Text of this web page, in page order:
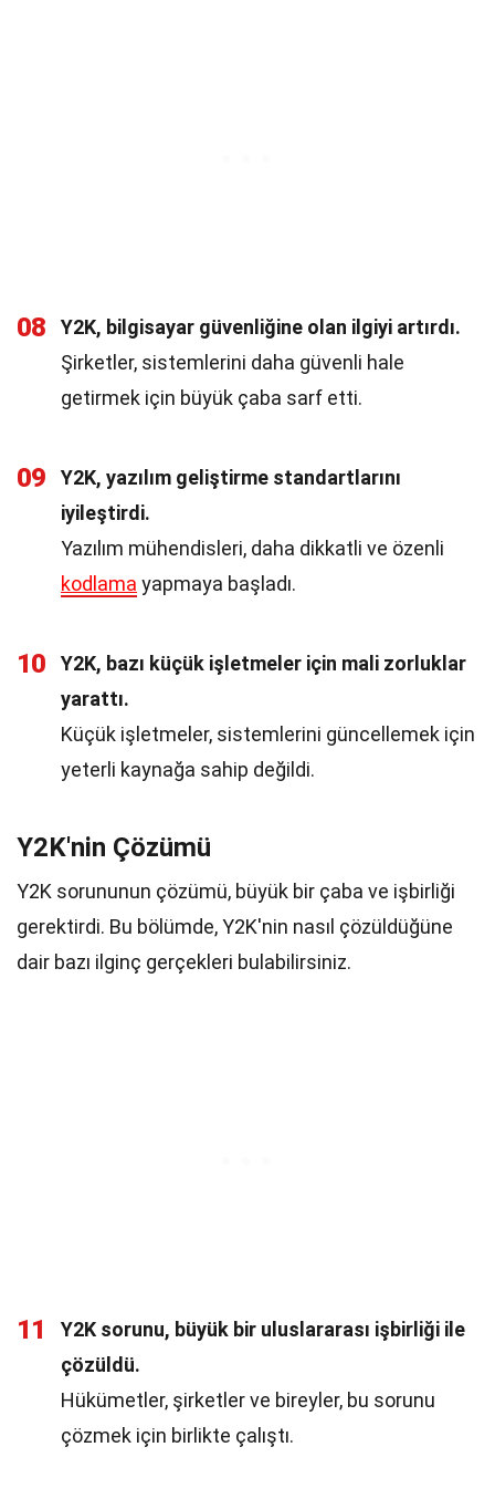
08
Y2K, bilgisayar güvenliğine olan ilgiyi artırdı.
Şirketler, sistemlerini daha güvenli hale
getirmek için büyük çaba sarf etti.
09
Y2K, yazılım geliştirme standartlarını
iyileştirdi.
Yazılım mühendisleri, daha dikkatli ve özenli
kodlama yapmaya başladı.
10
Y2K, bazı küçük işletmeler için mali zorluklar
yarattı.
Küçük işletmeler, sistemlerini güncellemek için
yeterli kaynağa sahip değildi.
Y2K'nin Çözümü
Y2K sorununun çözümü, büyük bir çaba ve işbirliği
gerektirdi. Bu bölümde, Y2K'nin nasıl çözüldüğüne
dair bazı ilginç gerçekleri bulabilirsiniz.
11
Y2K sorunu, büyük bir uluslararası işbirliği ile
çözüldü.
Hükümetler, şirketler ve bireyler, bu sorunu
çözmek için birlikte çalıştı.